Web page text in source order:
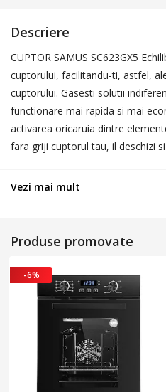
Descriere
CUPTOR SAMUS SC623GX5
cuptorului, facilitandu-ti, astfel,
cuptorului. Gasesti solutii
functionare mai rapida si mai
activarea oricaruia dintre
fara griji cuptorul tau, il deschizi
aceasta te ajuta sa transformi
butelie.
Vezi mai mult
Produse promovate
-6%